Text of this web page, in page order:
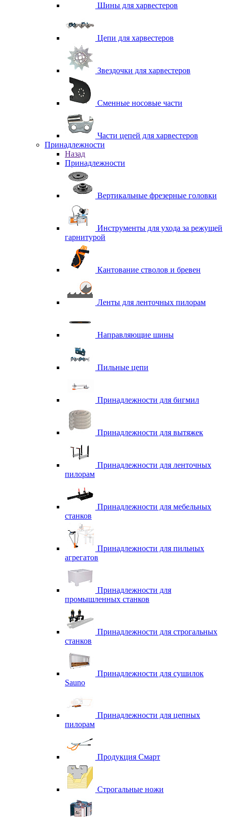
Шины для харвестеров
Цепи для харвестеров
Звездочки для харвестеров
Сменные носовые части
Части цепей для харвестеров
Принадлежности
Назад
Принадлежности
Вертикальные фрезерные головки
Инструменты для ухода за режущей
гарнитурой
Кантование стволов и бревен
Ленты для ленточных пилорам
Направляющие шины
Пильные цепи
Принадлежности для бигмил
Принадлежности для вытяжек
Принадлежности для ленточных
пилорам
Принадлежности для мебельных
станков
Принадлежности для пильных
агрегатов
Принадлежности для
промышленных станков
Принадлежности для строгальных
станков
Принадлежности для сушилок
Sauno
Принадлежности для цепных
пилорам
Продукция Смарт
Строгальные ножи